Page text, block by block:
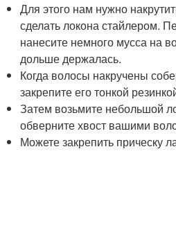
Для этого нам нужно
сделать локона стайлером.
нанесите немного мусса на
дольше держалась.
Когда волосы накручены
закрепите его тонкой
Затем возьмите небольшой
обверните хвост вашими
Можете закрепить прическу